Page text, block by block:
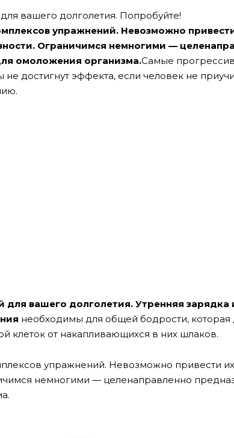
вашего долголетия. Попробуйте!
упражнений. Невозможно
Ограничимся немногими —
омоложения организма.Самые
достигнут эффекта, если человек не
вашего долголетия. Утренняя зарядка
необходимы для общей бодрости, которая
клеток от накапливающихся в них шлаков.
упражнений. Невозможно привести их
немногими — целенаправленно